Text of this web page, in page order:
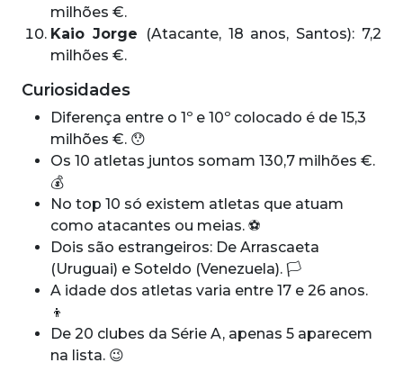
milhões €.
Kaio Jorge
(Atacante, 18 anos, Santos): 7,2
milhões €.
Curiosidades
Diferença entre o 1º e 10º colocado é de 15,3
milhões €. 😯
Os 10 atletas juntos somam 130,7 milhões €.
💰
No top 10 só existem atletas que atuam
como atacantes ou meias. ⚽
Dois são estrangeiros: De Arrascaeta
(Uruguai) e Soteldo (Venezuela). 🏳️
A idade dos atletas varia entre 17 e 26 anos.
👦
De 20 clubes da Série A, apenas 5 aparecem
na lista. 😉